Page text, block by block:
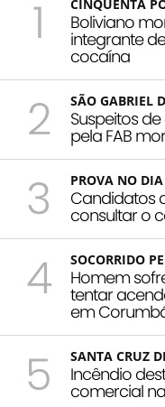
1 CINQUENTA
Boliviano
integrante
cocaína
2 SÃO GABRIEL
Suspeitos
pela FAB
3 PROVA NO
Candidatos
consultar o
4 SOCORRIDO
Homem
tentar
em
5 SANTA CRUZ
Incêndio
comercial